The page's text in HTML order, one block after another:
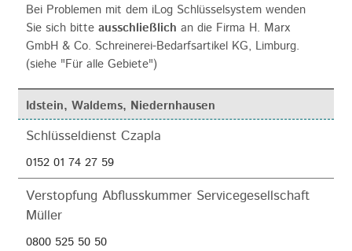
Bei Problemen mit dem iLog Schlüsselsystem wenden
Sie sich bitte ausschließlich an die Firma H. Marx
GmbH & Co. Schreinerei-Bedarfsartikel KG, Limburg.
(siehe "Für alle Gebiete")
Idstein, Waldems, Niedernhausen
Schlüsseldienst Czapla
0152 01 74 27 59
Verstopfung Abflusskummer Servicegesellschaft
Müller
0800 525 50 50